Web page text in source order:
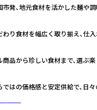
市発、地元食材を活かした麺や
わり食材を幅広く取り揃え、仕
商品から珍しい食材まで、選ぶ
ではの価格感と安定供給で、日